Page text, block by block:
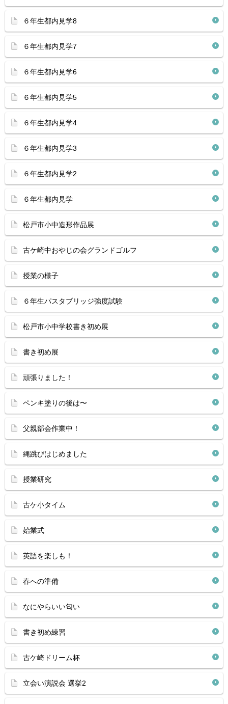
６年生都内見学8
６年生都内見学7
６年生都内見学6
６年生都内見学5
６年生都内見学4
６年生都内見学3
６年生都内見学2
６年生都内見学
松戸市小中造形作品展
古ケ崎中おやじの会グランドゴルフ
授業の様子
６年生パスタブリッジ強度試験
松戸市小中学校書き初め展
書き初め展
頑張りました！
ペンキ塗りの後は〜
父親部会作業中！
縄跳びはじめました
授業研究
古ケ小タイム
始業式
英語を楽しも！
春への準備
なにやらいい匂い
書き初め練習
古ケ崎ドリーム杯
立会い演説会 選挙2